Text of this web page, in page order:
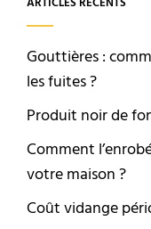
Gouttières :
les fuites ?
Produit noir de
Comment
votre maison ?
Coût vidange